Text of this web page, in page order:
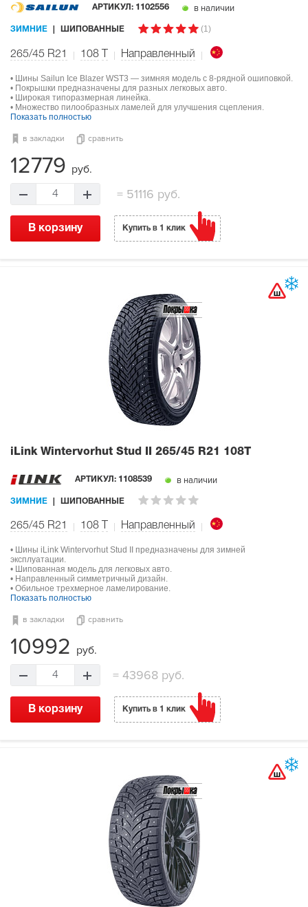
АРТИКУЛ: 1102556 в наличии
ЗИМНИЕ ШИПОВАННЫЕ (1)
265/45 R21 108 Направленный
• Шины Sailun Ice Blazer WST3 — зимняя модель с 8-рядной ошиповкой.
• Покрышки предназначены для разных легковых авто.
• Широкая типоразмерная линейка.
• Множество пилообразных ламелей для улучшения сцепления.
Показать полностью
в закладки сравнить
12779 руб.
4 =51116 руб.
В корзину Купить в 1 клик
iLink Wintervorhut Stud II 265/45 R21 108T
АРТИКУЛ: 1108539 в наличии
ЗИМНИЕ ШИПОВАННЫЕ
265/45 R21 108 Направленный
• Шины iLink Wintervorhut Stud II предназначены для зимней
эксплуатации.
• Шипованная модель для легковых авто.
• Направленный симметричный дизайн.
• Обильное трехмерное ламелирование.
Показать полностью
в закладки сравнить
10992 руб.
4 =43968 руб.
В корзину Купить в 1 клик